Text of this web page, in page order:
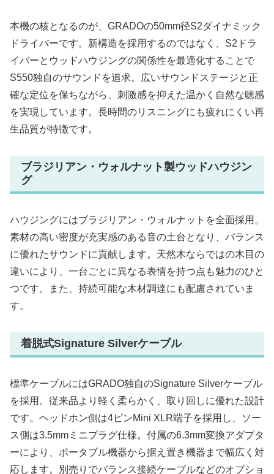
本機の核となるのが、GRADOの50mm径S2ダイナミック
ドライバーです。新構造を採用するのではなく、S2ドラ
イバーとウッドハウジングの関係性を最適化することで
S550独自のサウンドを追求。広いサウンドステージと正
確な定位を保ちながら、刺激感を抑えた温かく自然な聴感
を実現しています。長時間のリスニングにも疲れにくい再
生品質が特徴です。
ブラジリアン・ウォルナット製ウッドハウジン
グ
ハウジングにはブラジリアン・ウォルナットを全面採用。
素材の高い密度が充実感のある音の土台となり、バランス
に優れたサウンドに貢献します。天然木ならではの木目の
違いにより、一台ごとに異なる表情を持つ点も魅力のひと
つです。また、持続可能な木材調達にも配慮されていま
す。
着脱式Signature Silverケーブル
標準ケーブルにはGRADO独自のSignature Silverケーブル
を採用。従来品より軽く柔らかく、取り回しに優れた設計
です。ヘッドホン側は4ピンMini XLR端子を採用し、ソー
ス側は3.5mmミニプラグ仕様。付属の6.3mm変換アダプタ
ーにより、ポータブル機器から据え置き機器まで幅広く対
応します。別売りでバランス接続ケーブルなどのオプショ